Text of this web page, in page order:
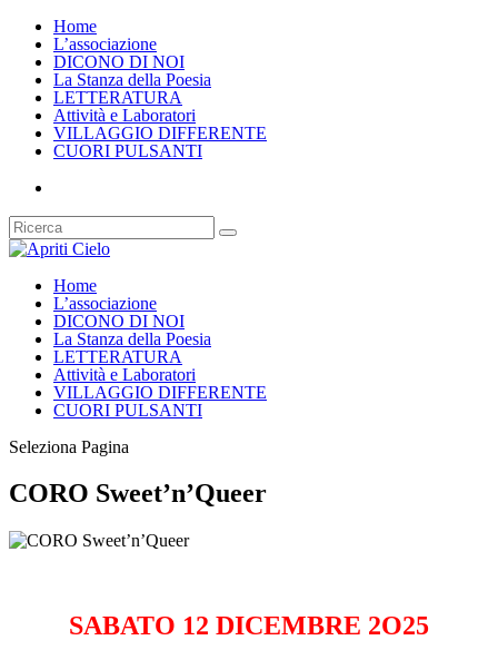
Home
L’associazione
DICONO DI NOI
La Stanza della Poesia
LETTERATURA
Attività e Laboratori
VILLAGGIO DIFFERENTE
CUORI PULSANTI
Home
L’associazione
DICONO DI NOI
La Stanza della Poesia
LETTERATURA
Attività e Laboratori
VILLAGGIO DIFFERENTE
CUORI PULSANTI
Seleziona Pagina
CORO Sweet’n’Queer
SABATO 12 DICEMBRE 2O25